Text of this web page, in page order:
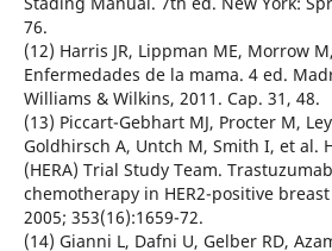
76.
(12) Harris JR, Lippman ME, Morrow
Enfermedades de la mama. 4 ed.
Williams & Wilkins, 2011. Cap. 31, 48.
(13) Piccart-Gebhart MJ, Procter M,
Goldhirsch A, Untch M, Smith I, et al.
(HERA) Trial Study Team.
chemotherapy in HER2-positive
2005; 353(16):1659-72.
(14) Gianni L, Dafni U, Gelber RD,